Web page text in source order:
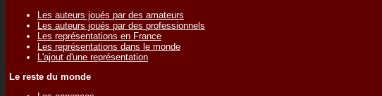
Les auteurs joués par des amateurs
Les auteurs joués par des professionnels
Les représentations en France
Les représentations dans le monde
L'ajout d'une représentation
Le reste du monde